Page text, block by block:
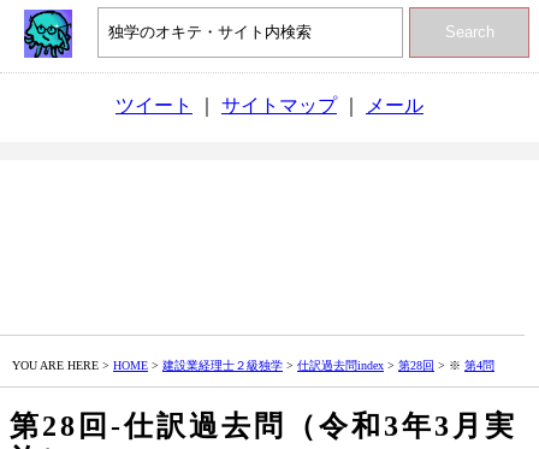
Search
ツイート サイトマップ｜ メール
YOU ARE HERE > HOME > 建設業経理士２級独学 > 仕訳過去問index > 第28回 > ※ 第4問
第28回‐仕訳過去問（令和3年3月実